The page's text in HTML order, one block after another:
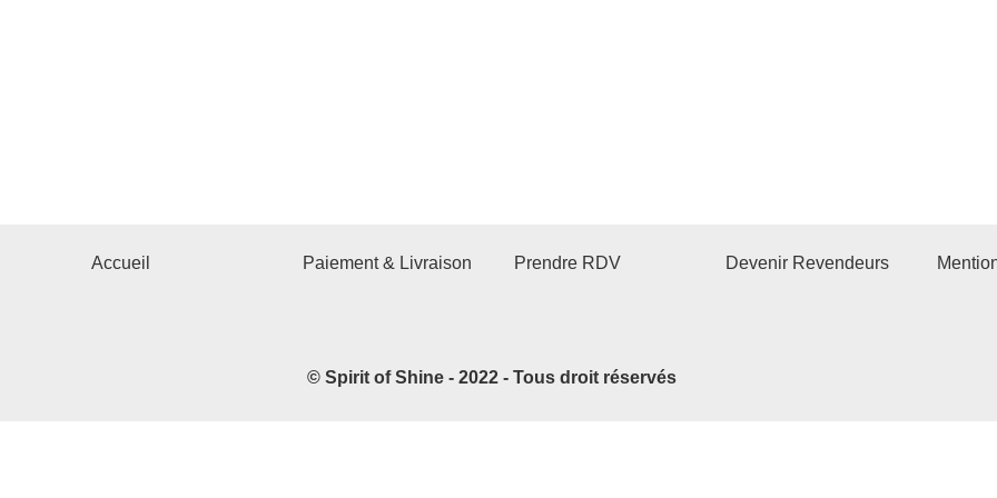
Accueil Paiement & Livraison Prendre RDV Devenir Revendeurs
© Spirit of Shine - 2022 - Tous droit réservés